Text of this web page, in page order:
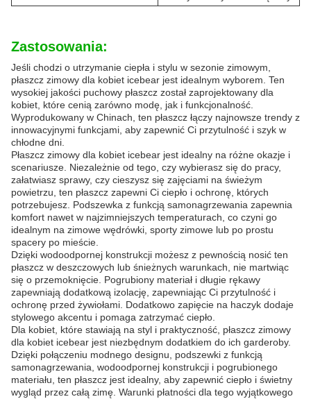
Zastosowania:
Jeśli chodzi o utrzymanie ciepła i stylu w sezonie zimowym,
płaszcz zimowy dla kobiet icebear jest idealnym wyborem. Ten
wysokiej jakości puchowy płaszcz został zaprojektowany dla
kobiet, które cenią zarówno modę, jak i funkcjonalność.
Wyprodukowany w Chinach, ten płaszcz łączy najnowsze trendy z
innowacyjnymi funkcjami, aby zapewnić Ci przytulność i szyk w
chłodne dni.
Płaszcz zimowy dla kobiet icebear jest idealny na różne okazje i
scenariusze. Niezależnie od tego, czy wybierasz się do pracy,
załatwiasz sprawy, czy cieszysz się zajęciami na świeżym
powietrzu, ten płaszcz zapewni Ci ciepło i ochronę, których
potrzebujesz. Podszewka z funkcją samonagrzewania zapewnia
komfort nawet w najzimniejszych temperaturach, co czyni go
idealnym na zimowe wędrówki, sporty zimowe lub po prostu
spacery po mieście.
Dzięki wodoodpornej konstrukcji możesz z pewnością nosić ten
płaszcz w deszczowych lub śnieżnych warunkach, nie martwiąc
się o przemoknięcie. Pogrubiony materiał i długie rękawy
zapewniają dodatkową izolację, zapewniając Ci przytulność i
ochronę przed żywiołami. Dodatkowo zapięcie na haczyk dodaje
stylowego akcentu i pomaga zatrzymać ciepło.
Dla kobiet, które stawiają na styl i praktyczność, płaszcz zimowy
dla kobiet icebear jest niezbędnym dodatkiem do ich garderoby.
Dzięki połączeniu modnego designu, podszewki z funkcją
samonagrzewania, wodoodpornej konstrukcji i pogrubionego
materiału, ten płaszcz jest idealny, aby zapewnić ciepło i świetny
wygląd przez całą zimę. Warunki płatności dla tego wyjątkowego